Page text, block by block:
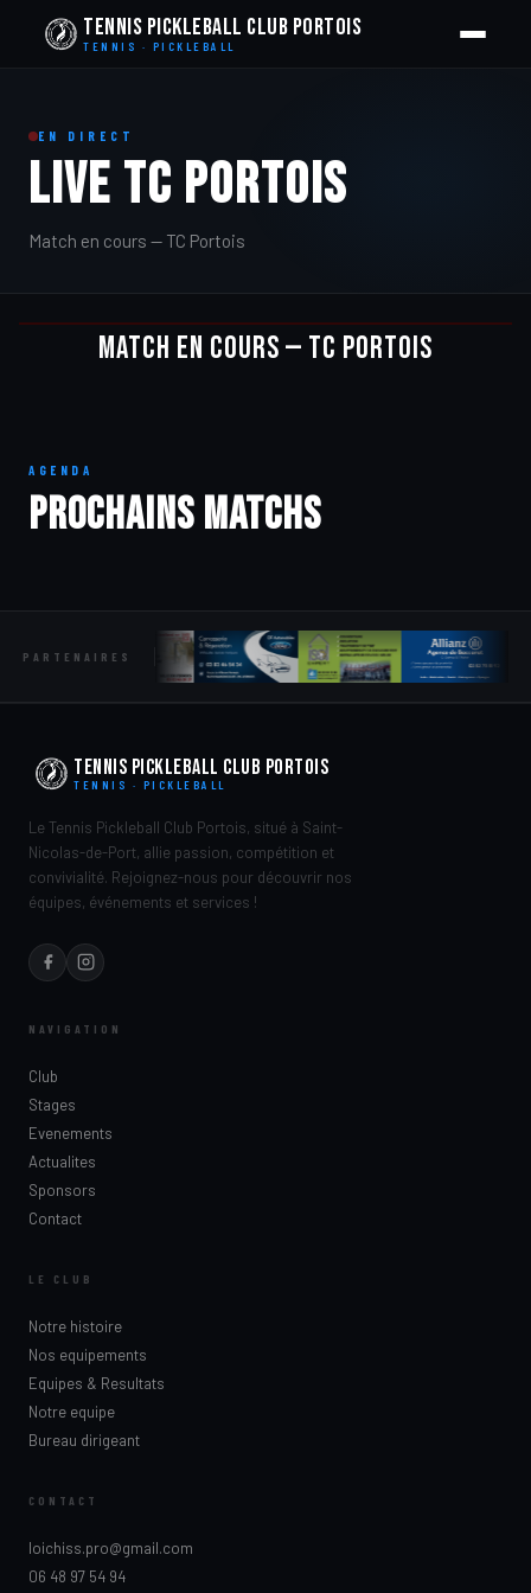
Tennis Pickleball Club Portois
TENNIS · PICKLEBALL
EN DIRECT
LIVE TC PORTOIS
Match en cours — TC Portois
EN DIRECTMatch en cours — TC Portois
AGENDA
Prochains matchs
PARTENAIRES
Tennis Pickleball Club Portois
TENNIS · PICKLEBALL
Le Tennis Pickleball Club Portois, situé à Saint-
Nicolas-de-Port, allie passion, compétition et
convivialité. Rejoignez-nous pour découvrir nos
équipes, événements et services !
NAVIGATION
Club
Stages
Evenements
Actualites
Sponsors
Contact
LE CLUB
Notre histoire
Nos equipements
Equipes & Resultats
Notre equipe
Bureau dirigeant
CONTACT
loichiss.pro@gmail.com
06 48 97 54 94